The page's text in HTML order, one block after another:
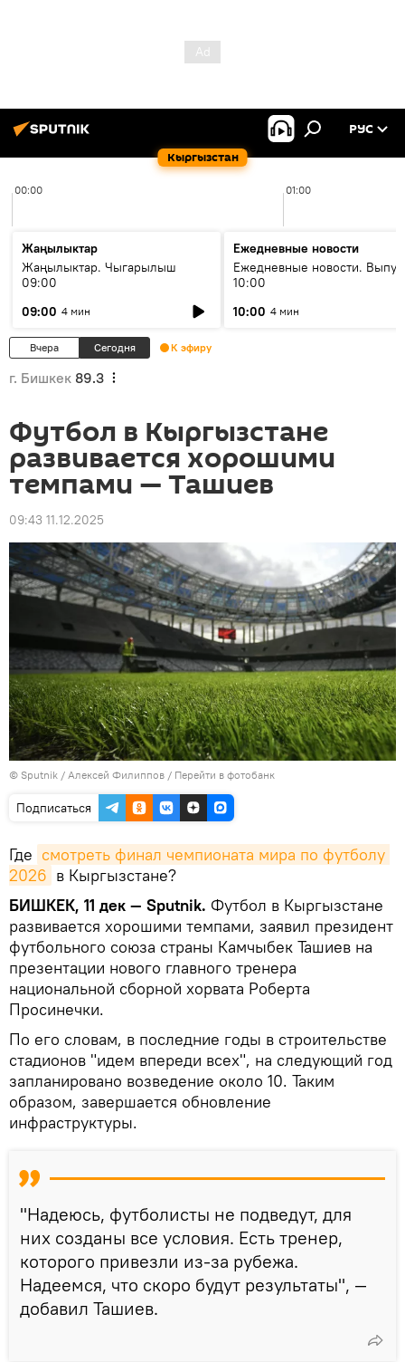
Кыргызстан
РУС
00:00 01:00
Жаңылыктар
Жаңылыктар. Чыгарылыш
09:00
09:00 4 мин
Ежедневные новости
Ежедневные новости.
10:00
10:00 4 мин
Вчера Сегодня К эфиру
г. Бишкек 89.3
Футбол в Кыргызстане
развивается хорошими
темпами — Ташиев
09:43 11.12.2025
© Sputnik / Алексей Филиппов / Перейти в фотобанк
Подписаться
Где смотреть финал чемпионата мира по футболу
2026 в Кыргызстане?
БИШКЕК, 11 дек — Sputnik. Футбол в Кыргызстане
развивается хорошими темпами, заявил президент
футбольного союза страны Камчыбек Ташиев на
презентации нового главного тренера
национальной сборной хорвата Роберта
Просинечки.
По его словам, в последние годы в строительстве
стадионов "идем впереди всех", на следующий год
запланировано возведение около 10. Таким
образом, завершается обновление
инфраструктуры.
"Надеюсь, футболисты не подведут, для
них созданы все условия. Есть тренер,
которого привезли из-за рубежа.
Надеемся, что скоро будут результаты", —
добавил Ташиев.